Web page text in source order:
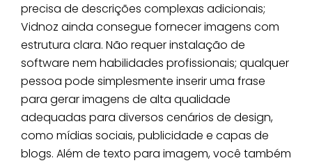
precisa de descrições complexas adicionais;
Vidnoz ainda consegue fornecer imagens com
estrutura clara. Não requer instalação de
software nem habilidades profissionais; qualquer
pessoa pode simplesmente inserir uma frase
para gerar imagens de alta qualidade
adequadas para diversos cenários de design,
como mídias sociais, publicidade e capas de
blogs. Além de texto para imagem, você também